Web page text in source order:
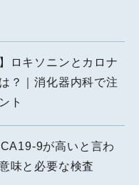
ロキソニンとカロナ
？｜消化器内科で注
ト
9が高いと言わ
味と必要な検査